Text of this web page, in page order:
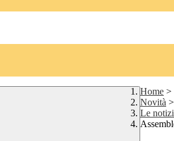
Home >
Novità >
Le